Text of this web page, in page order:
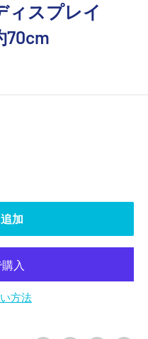
スプレイ
70cm
加
方法